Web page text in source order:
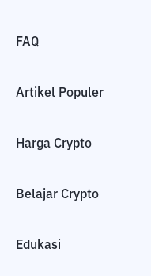
FAQ
Artikel Populer
Harga Crypto
Belajar Crypto
Edukasi